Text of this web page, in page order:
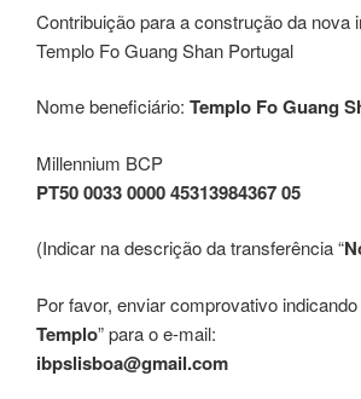
Contribuição para a construção da nova
Templo Fo Guang Shan Portugal
Nome beneficiário: Templo Fo Guang
Millennium BCP
PT50 0033 0000 45313984367 05
(Indicar na descrição da transferência “
Por favor, enviar comprovativo
Templo” para o e-mail:
ibpslisboa@gmail.com